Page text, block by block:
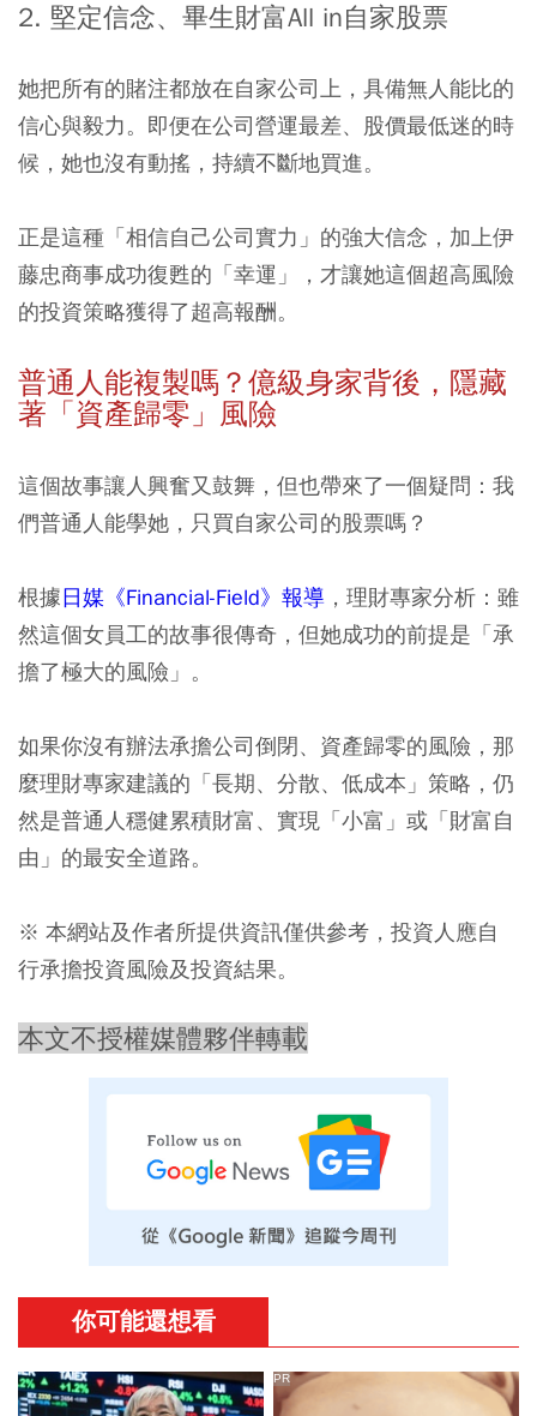
2. 堅定信念、畢生財富All in自家股票
她把所有的賭注都放在自家公司上，具備無人能比的
信心與毅力。即便在公司營運最差、股價最低迷的時
候，她也沒有動搖，持續不斷地買進。
正是這種「相信自己公司實力」的強大信念，加上伊
藤忠商事成功復甦的「幸運」，才讓她這個超高風險
的投資策略獲得了超高報酬。
普通人能複製嗎？億級身家背後，隱藏
著「資產歸零」風險
這個故事讓人興奮又鼓舞，但也帶來了一個疑問：我
們普通人能學她，只買自家公司的股票嗎？
根據日媒《Financial-Field》報導 ，理財專家分析：雖
然這個女員工的故事很傳奇，但她成功的前提是「承
擔了極大的風險」。
如果你沒有辦法承擔公司倒閉、資產歸零的風險，那
麼理財專家建議的「長期、分散、低成本」策略，仍
然是普通人穩健累積財富、實現「小富」或「財富自
由」的最安全道路。
※ 本網站及作者所提供資訊僅供參考，投資人應自
行承擔投資風險及投資結果。
本文不授權媒體夥伴轉載